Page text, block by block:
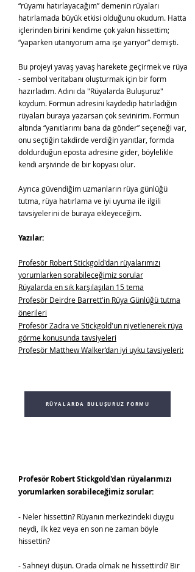
“rüyamı hatırlayacağım” demenin rüyaları
hatırlamada büyük etkisi olduğunu okudum. Hatta
içlerinden birini kendime çok yakın hissettim;
“yaparken utanıyorum ama işe yarıyor” demişti.
Bu projeyi yavaş yavaş harekete geçirmek ve rüya
- sembol veritabanı oluşturmak için bir form
hazırladım. Adını da "Rüyalarda Buluşuruz"
koydum. Formun adresini kaydedip hatırladığın
rüyaları buraya yazarsan çok sevinirim. Formun
altında “yanıtlarımı bana da gönder” seçeneği var,
onu seçtiğin takdirde verdiğin yanıtlar, formda
doldurduğun eposta adresine gider, böylelikle
kendi arşivinde de bir kopyası olur.
Ayrıca güvendiğim uzmanların rüya günlüğü
tutma, rüya hatırlama ve iyi uyuma ile ilgili
tavsiyelerini de buraya ekleyeceğim.
Yazılar:
Profesör Robert Stickgold'dan rüyalarımızı
yorumlarken sorabileceğimiz sorular
Rüyalarda en sık karşılaşılan 15 tema
Profesör Deirdre Barrett'in Rüya Günlüğü tutma
önerileri
Profesör Zadra ve Stickgold'un niyetlenerek rüya
görme konusunda tavsiyeleri
Profesör Matthew Walker’dan iyi uyku tavsiyeleri:
RÜYALARDA BULUŞURUZ FORMU
Profesör Robert Stickgold'dan rüyalarımızı
yorumlarken sorabileceğimiz sorular:
- Neler hissettin? Rüyanın merkezindeki duygu
neydi, ilk kez veya en son ne zaman böyle
hissettin?
- Sahneyi düşün. Orada olmak ne hissettirdi? Bir